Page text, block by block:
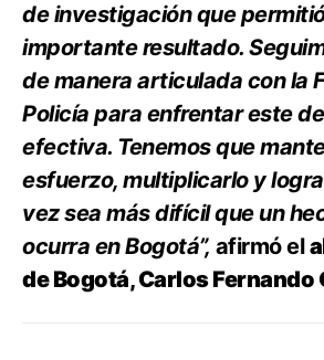
de investigación que
importante resultado.
de manera articulada con la
Policía para enfrentar este
efectiva. Tenemos que
esfuerzo, multiplicarlo y
vez sea más difícil que un
ocurra en Bogotá”, afirmó el
de Bogotá, Carlos Fernando